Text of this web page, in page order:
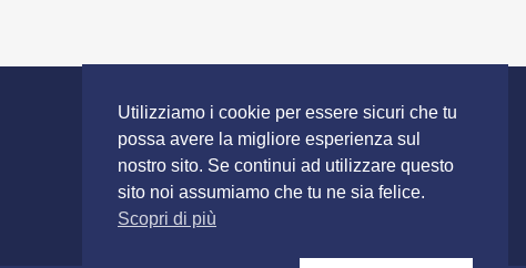
SEGUICI SU
Utilizziamo i cookie per essere sicuri che tu
possa avere la migliore esperienza sul
nostro sito. Se continui ad utilizzare questo
sito noi assumiamo che tu ne sia felice.
Scopri di più